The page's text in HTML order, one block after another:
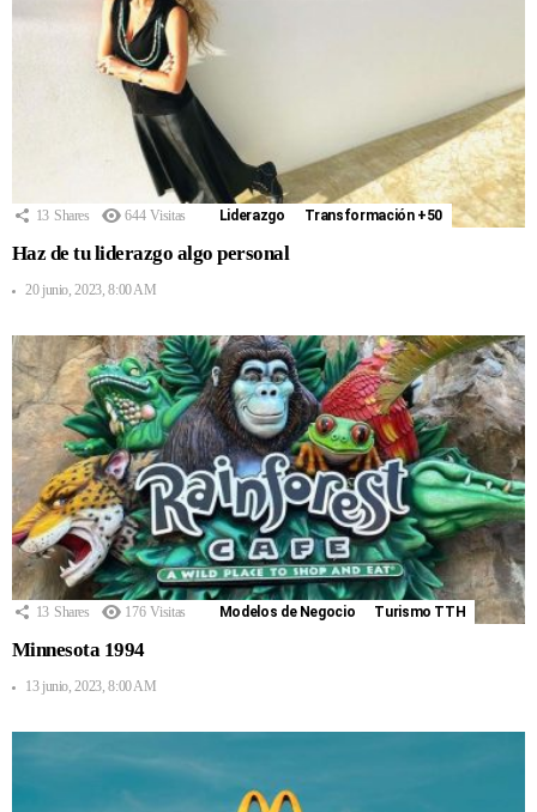
13 Shares 644 Visitas Liderazgo Transformación +50
Haz de tu liderazgo algo personal
20 junio, 2023, 8:00 AM
13 Shares 176 Visitas Modelos de Negocio Turismo TTH
Minnesota 1994
13 junio, 2023, 8:00 AM